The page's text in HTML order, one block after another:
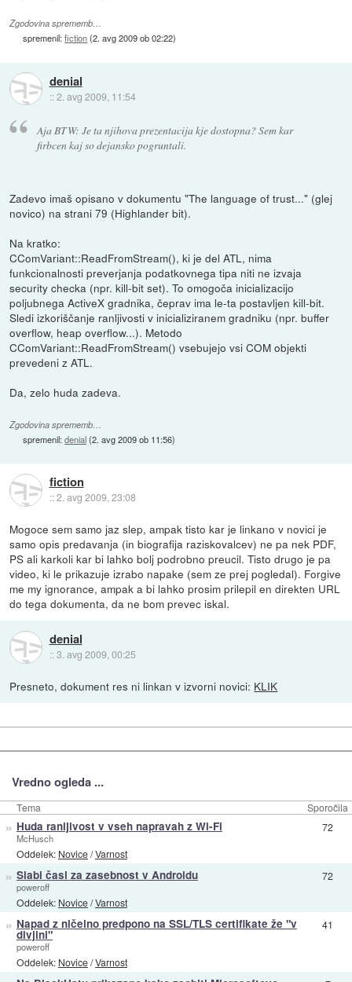
Zgodovina sprememb…
spremenil:fiction(2. avg 2009 ob 02:22)
denial
::2. avg 2009, 11:54
Aja BTW: Je ta njihova prezentacija kje dostopna? Sem kar
firbcen kaj so dejansko pogruntali.
Zadevo imaš opisano v dokumentu "The language of trust..." (glej
novico) na strani 79 (Highlander bit).
Na kratko:
CComVariant::ReadFromStream(), ki je del ATL, nima
funkcionalnosti preverjanja podatkovnega tipa niti ne izvaja
security checka (npr. kill-bit set). To omogoča inicializacijo
poljubnega ActiveX gradnika, čeprav ima le-ta postavljen kill-bit.
Sledi izkoriščanje ranljivosti v inicializiranem gradniku (npr. buffer
overflow, heap overflow...). Metodo
CComVariant::ReadFromStream() vsebujejo vsi COM objekti
prevedeni z ATL.
Da, zelo huda zadeva.
Zgodovina sprememb…
spremenil:denial(2. avg 2009 ob 11:56)
fiction
::2. avg 2009, 23:08
Mogoce sem samo jaz slep, ampak tisto kar je linkano v novici je
samo opis predavanja (in biografija raziskovalcev) ne pa nek PDF,
PS ali karkoli kar bi lahko bolj podrobno preucil. Tisto drugo je pa
video, ki le prikazuje izrabo napake (sem ze prej pogledal). Forgive
me my ignorance, ampak a bi lahko prosim prilepil en direkten URL
do tega dokumenta, da ne bom prevec iskal.
denial
::3. avg 2009, 00:25
Presneto, dokument res ni linkan v izvorni novici: KLIK
Vredno ogleda ...
Tema Sporočila
» Huda ranljivost v vseh napravah z Wi-Fi
McHusch
Oddelek: Novice/Varnost
72
» Slabi časi za zasebnost v Androidu
poweroff
Oddelek: Novice/Varnost
72
» Napad z ničelno predpono na SSL/TLS certifikate že "v
divjini"
poweroff
Oddelek: Novice/Varnost
41